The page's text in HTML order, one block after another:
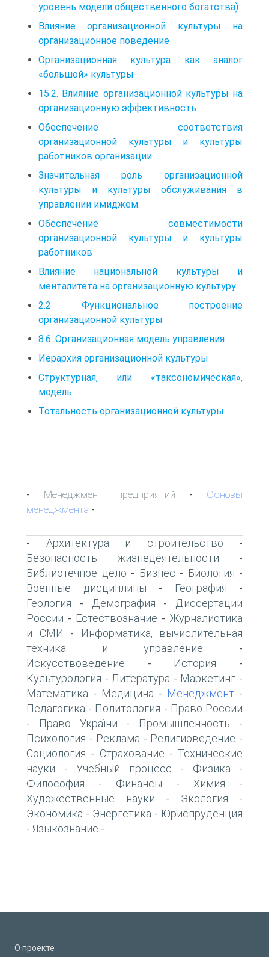
уровень модели общественного богатства)
Влияние организационной культуры на
организационное поведение
Организационная культура как аналог
«большой» культуры
15.2. Влияние организационной культуры на
организационную эффективность
Обеспечение соответствия
организационной культуры и культуры
работников организации
Значительная роль организационной
культуры и культуры обслуживания в
управлении имиджем.
Обеспечение совместимости
организационной культуры и культуры
работников
Влияние национальной культуры и
менталитета на организационную культуру
2.2 Функциональное построение
организационной культуры
8.6. Организационная модель управления
Иерархия организационной культуры
Структурная, или «таксономическая»,
модель
Тотальность организационной культуры
- Менеджмент предприятий - Основы
менеджмента -
- Архитектура и строительство -
Безопасность жизнедеятельности -
Библиотечное дело - Бизнес - Биология -
Военные дисциплины - География -
Геология - Демография -
Диссертации
России - Естествознание - Журналистика
и СМИ -
Информатика, вычислительная
техника и управление -
Искусствоведение - История -
Культурология -Литература - Маркетинг -
Математика - Медицина - Менеджмент -
Педагогика - Политология - Право России
- Право України - Промышленность -
Психология - Реклама - Религиоведение -
Социология - Страхование - Технические
науки - Учебный процесс - Физика -
Философия - Финансы - Химия -
Художественные науки - Экология -
Экономика - Энергетика - Юриспруденция
- Языкознание -
О проекте